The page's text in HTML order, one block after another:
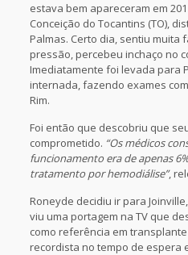
estava bem apareceram em
Conceição do Tocantins (TO),
Palmas. Certo dia, sentiu muita
pressão, percebeu inchaço no
Imediatamente foi levada para
internada, fazendo exames
Rim.
Foi então que descobriu que
comprometido. “Os médicos
funcionamento era de apenas
tratamento por hemodiálise”,
Roneyde decidiu ir para
viu uma portagem na TV que
como referência em
recordista no tempo de espera